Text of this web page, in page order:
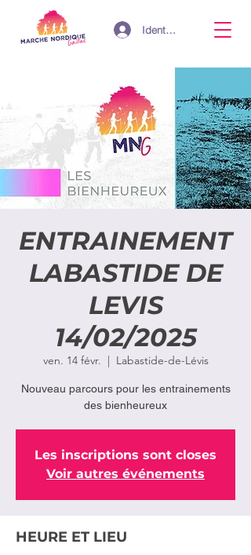
Identifiant
ENTRAINEMENT
LABASTIDE DE
LEVIS
14/02/2025
ven. 14 févr.
  |
Labastide-de-Lévis
Nouveau parcours pour les entrainements
des bienheureux
Les inscriptions sont closes
Voir autres événements
HEURE ET LIEU